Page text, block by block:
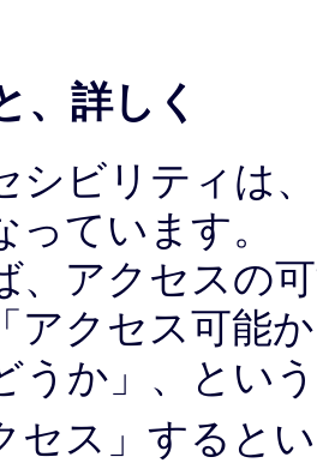
、詳しく
ビリティは
っています。
、アクセスの
アクセス可能
うか」、とい
ス」すると